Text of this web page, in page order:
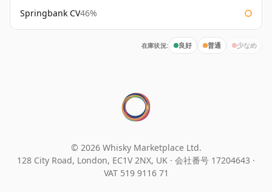
Springbank CV46%
在庫状況: 良好 普通 少なめ
© 2026 Whisky Marketplace Ltd.
128 City Road, London, EC1V 2NX, UK · 会社番号 17204643 ·
VAT 519 9116 71